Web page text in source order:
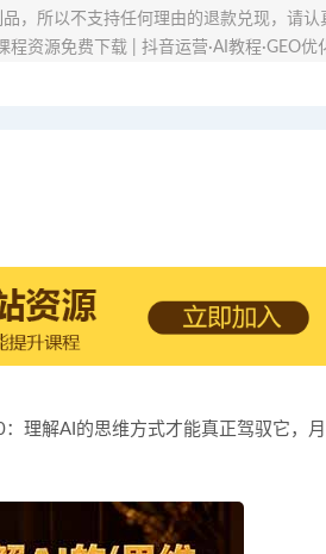
，所以不支持任何理由的退款兑现，请
程资源免费下载 | 抖音运营·AI教程·GEO
理解AI的思维方式才能真正驾驭它，